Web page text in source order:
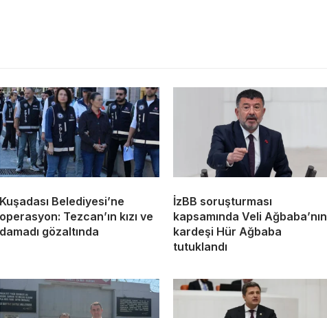
Kuşadası Belediyesi’ne
operasyon: Tezcan’ın kızı ve
damadı gözaltında
İzBB soruşturması
kapsamında Veli Ağbaba’nın
kardeşi Hür Ağbaba
tutuklandı